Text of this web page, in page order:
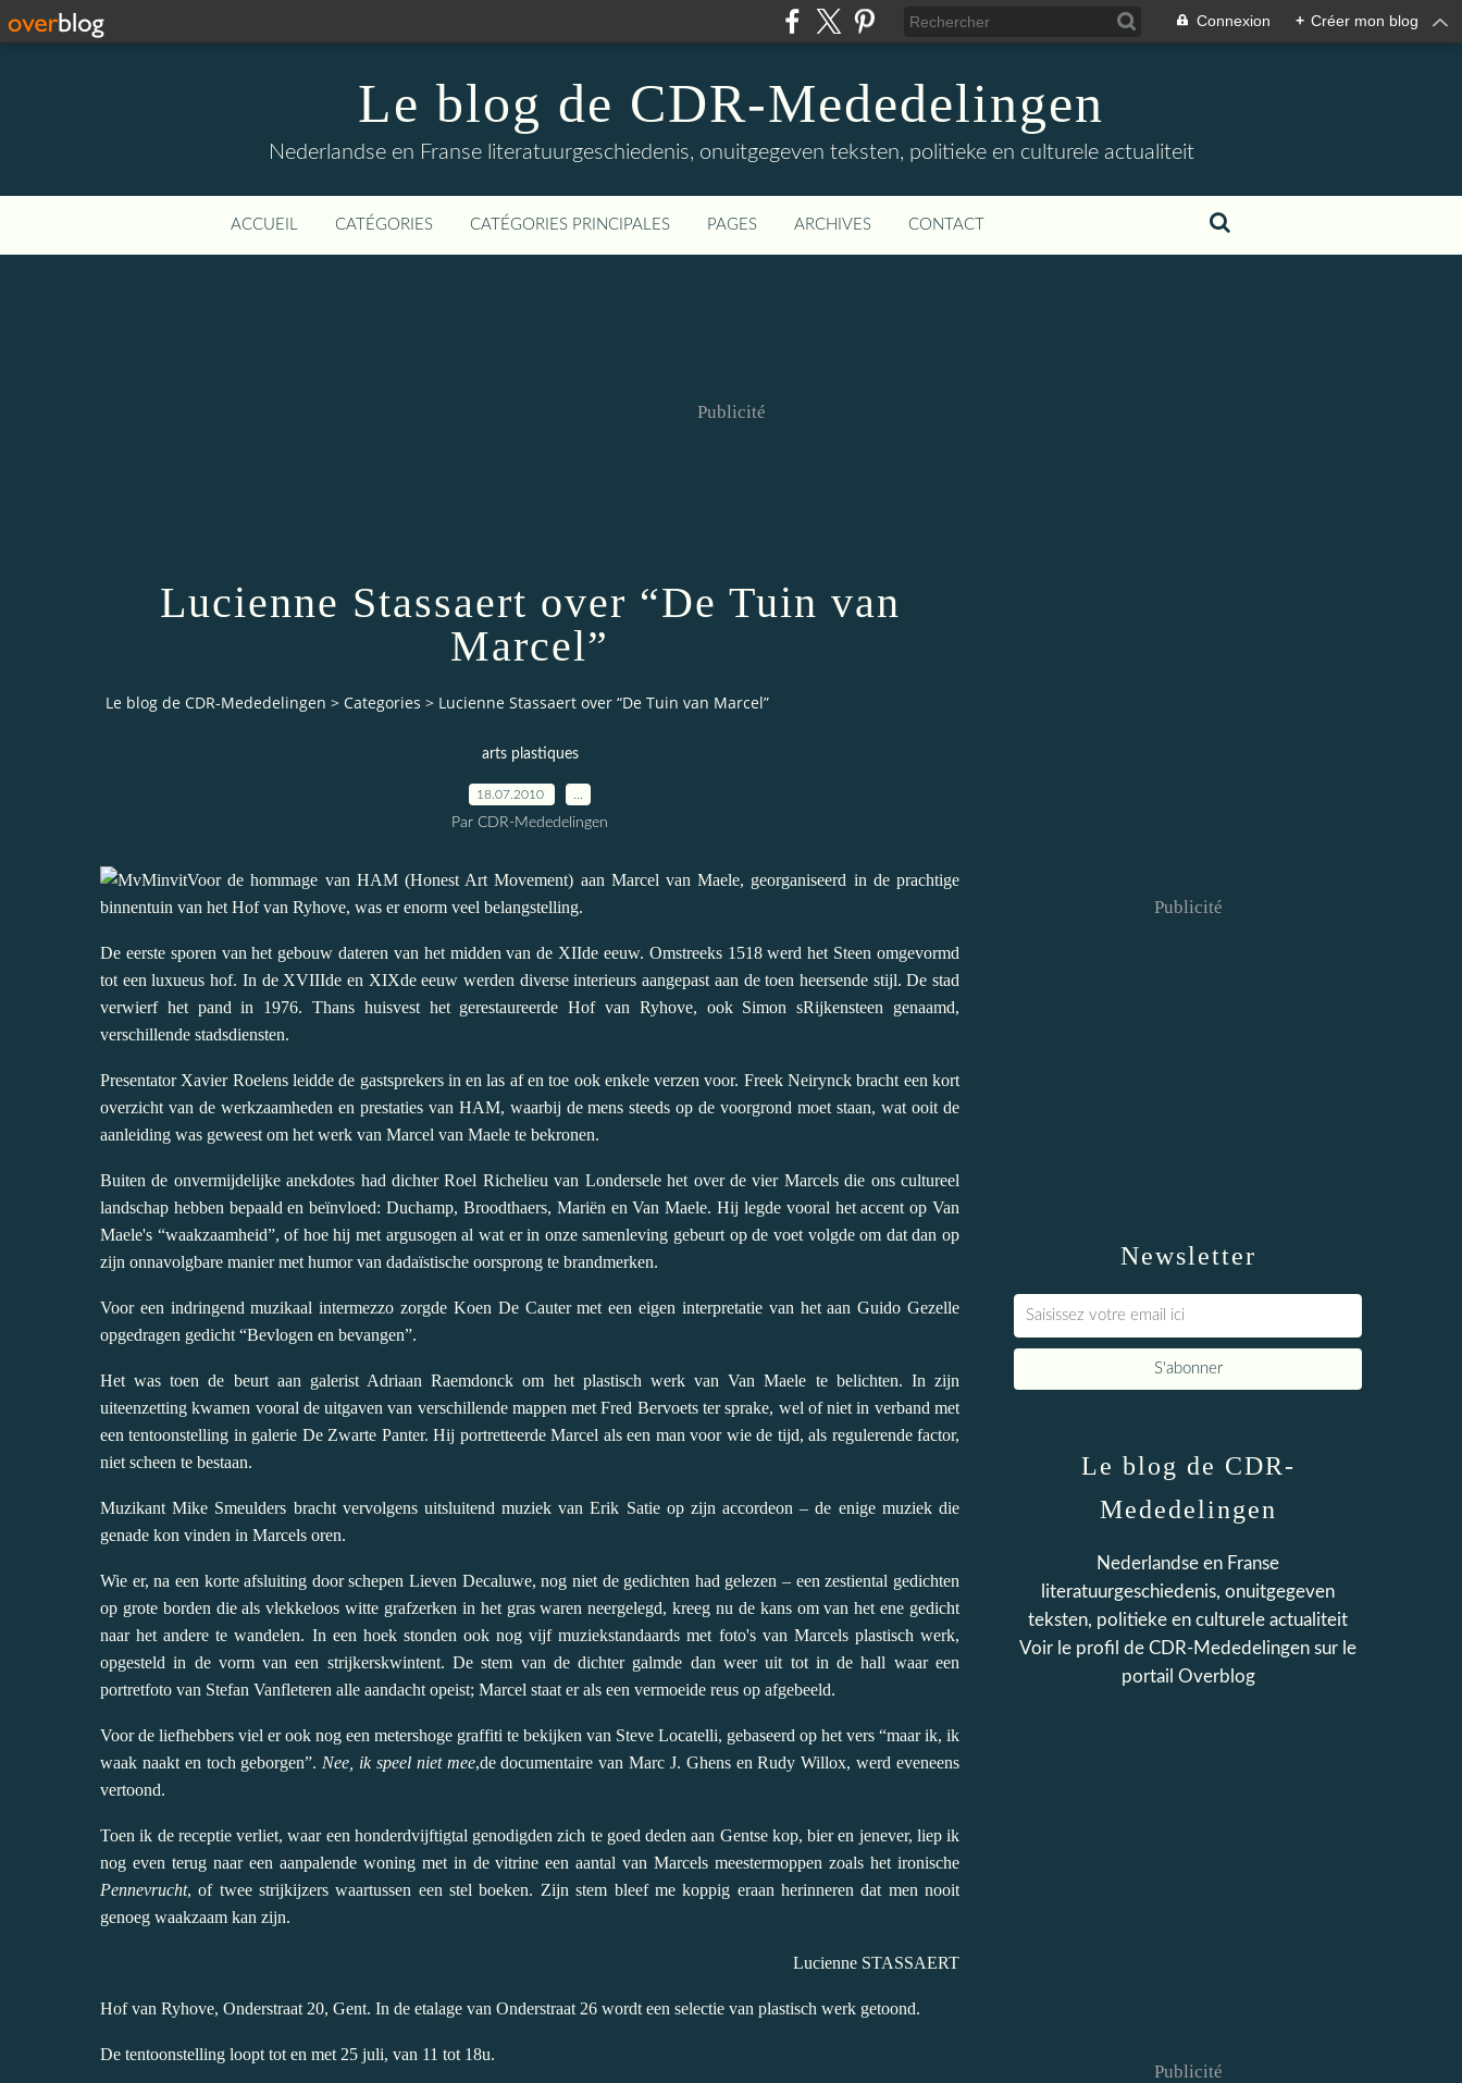
Connexion + Créer mon blog
Le blog de CDR-Mededelingen
Nederlandse en Franse literatuurgeschiedenis, onuitgegeven teksten, politieke en culturele actualiteit
ACCUEIL CATÉGORIES CATÉGORIES PRINCIPALES PAGES ARCHIVES CONTACT
Publicité
Lucienne Stassaert over “De Tuin van
Marcel”
Le blog de CDR-Mededelingen > Categories > Lucienne Stassaert over “De Tuin van Marcel”
arts plastiques
18.07.2010
Par CDR-Mededelingen
Voor de hommage van HAM (Honest Art Movement) aan Marcel van Maele, georganiseerd in de prachtige
binnentuin van het Hof van Ryhove, was er enorm veel belangstelling.
De eerste sporen van het gebouw dateren van het midden van de XIIde eeuw. Omstreeks 1518 werd het Steen omgevormd
tot een luxueus hof. In de XVIIIde en XIXde eeuw werden diverse interieurs aangepast aan de toen heersende stijl. De stad
verwierf het pand in 1976. Thans huisvest het gerestaureerde Hof van Ryhove, ook Simon sRijkensteen genaamd,
verschillende stadsdiensten.
Presentator Xavier Roelens leidde de gastsprekers in en las af en toe ook enkele verzen voor. Freek Neirynck bracht een kort
overzicht van de werkzaamheden en prestaties van HAM, waarbij de mens steeds op de voorgrond moet staan, wat ooit de
aanleiding was geweest om het werk van Marcel van Maele te bekronen.
Buiten de onvermijdelijke anekdotes had dichter Roel Richelieu van Londersele het over de vier Marcels die ons cultureel
landschap hebben bepaald en beïnvloed: Duchamp, Broodthaers, Mariën en Van Maele. Hij legde vooral het accent op Van
Maele's “waakzaamheid”, of hoe hij met argusogen al wat er in onze samenleving gebeurt op de voet volgde om dat dan op
zijn onnavolgbare manier met humor van dadaïstische oorsprong te brandmerken.
Voor een indringend muzikaal intermezzo zorgde Koen De Cauter met een eigen interpretatie van het aan Guido Gezelle
opgedragen gedicht “Bevlogen en bevangen”.
Het was toen de beurt aan galerist Adriaan Raemdonck om het plastisch werk van Van Maele te belichten. In zijn
uiteenzetting kwamen vooral de uitgaven van verschillende mappen met Fred Bervoets ter sprake, wel of niet in verband met
een tentoonstelling in galerie De Zwarte Panter. Hij portretteerde Marcel als een man voor wie de tijd, als regulerende factor,
niet scheen te bestaan.
Muzikant Mike Smeulders bracht vervolgens uitsluitend muziek van Erik Satie op zijn accordeon – de enige muziek die
genade kon vinden in Marcels oren.
Wie er, na een korte afsluiting door schepen Lieven Decaluwe, nog niet de gedichten had gelezen – een zestiental gedichten
op grote borden die als vlekkeloos witte grafzerken in het gras waren neergelegd, kreeg nu de kans om van het ene gedicht
naar het andere te wandelen. In een hoek stonden ook nog vijf muziekstandaards met foto's van Marcels plastisch werk,
opgesteld in de vorm van een strijkerskwintent. De stem van de dichter galmde dan weer uit tot in de hall waar een
portretfoto van Stefan Vanfleteren alle aandacht opeist; Marcel staat er als een vermoeide reus op afgebeeld.
Voor de liefhebbers viel er ook nog een metershoge graffiti te bekijken van Steve Locatelli, gebaseerd op het vers “maar ik, ik
waak naakt en toch geborgen”. Nee, ik speel niet mee,de documentaire van Marc J. Ghens en Rudy Willox, werd eveneens
vertoond.
Toen ik de receptie verliet, waar een honderdvijftigtal genodigden zich te goed deden aan Gentse kop, bier en jenever, liep ik
nog even terug naar een aanpalende woning met in de vitrine een aantal van Marcels meestermoppen zoals het ironische
Pennevrucht, of twee strijkijzers waartussen een stel boeken. Zijn stem bleef me koppig eraan herinneren dat men nooit
genoeg waakzaam kan zijn.
Lucienne STASSAERT
Hof van Ryhove, Onderstraat 20, Gent. In de etalage van Onderstraat 26 wordt een selectie van plastisch werk getoond.
De tentoonstelling loopt tot en met 25 juli, van 11 tot 18u.
Newsletter
Publicité
Le blog de CDR-
Mededelingen
Nederlandse en Franse
literatuurgeschiedenis, onuitgegeven
teksten, politieke en culturele actualiteit
Voir le profil de CDR-Mededelingen sur le
portail Overblog
Publicité